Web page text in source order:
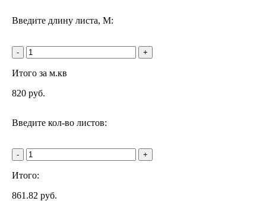
Введите длину листа, М:
- +
Итого за м.кв
820 руб.
Введите кол-во листов:
- +
Итого:
861.82 руб.